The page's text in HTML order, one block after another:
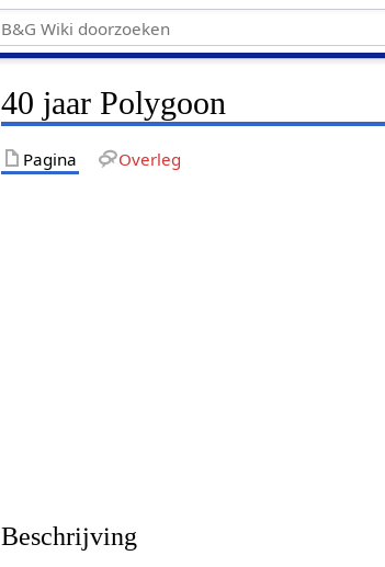
40 jaar Polygoon
Pagina Overleg
Beschrijving